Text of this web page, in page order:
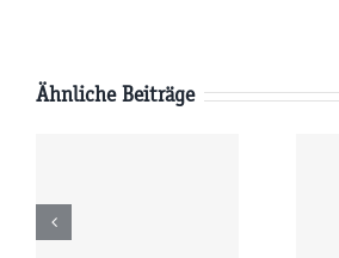
Ähnliche Beiträge